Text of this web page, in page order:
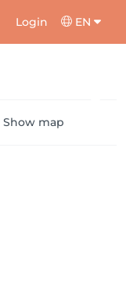
Login EN
Show map